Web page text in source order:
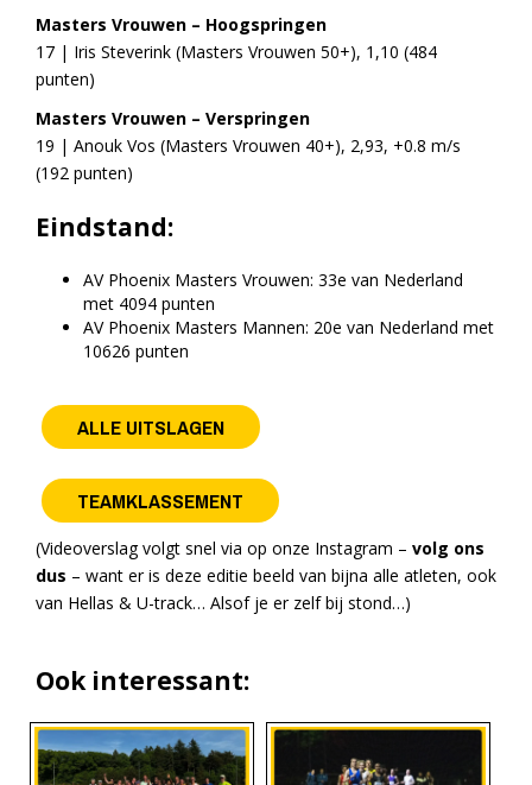
Masters Vrouwen – Hoogspringen
17 | Iris Steverink (Masters Vrouwen 50+), 1,10 (484
punten)
Masters Vrouwen – Verspringen
19 | Anouk Vos (Masters Vrouwen 40+), 2,93, +0.8 m/s
(192 punten)
Eindstand:
AV Phoenix Masters Vrouwen: 33e van Nederland
met 4094 punten
AV Phoenix Masters Mannen: 20e van Nederland met
10626 punten
ALLE UITSLAGEN
TEAMKLASSEMENT
(Videoverslag volgt snel via op onze Instagram – volg ons
dus – want er is deze editie beeld van bijna alle atleten, ook
van Hellas & U-track… Alsof je er zelf bij stond…)
Ook interessant: